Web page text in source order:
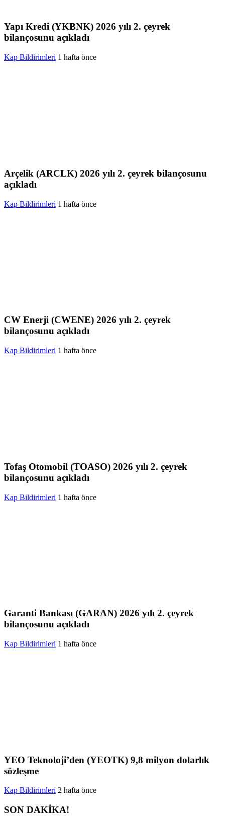
Yapı Kredi (YKBNK) 2026 yılı 2. çeyrek
bilançosunu açıkladı
Kap Bildirimleri 1 hafta önce
Arçelik (ARCLK) 2026 yılı 2. çeyrek bilançosunu
açıkladı
Kap Bildirimleri 1 hafta önce
CW Enerji (CWENE) 2026 yılı 2. çeyrek
bilançosunu açıkladı
Kap Bildirimleri 1 hafta önce
Tofaş Otomobil (TOASO) 2026 yılı 2. çeyrek
bilançosunu açıkladı
Kap Bildirimleri 1 hafta önce
Garanti Bankası (GARAN) 2026 yılı 2. çeyrek
bilançosunu açıkladı
Kap Bildirimleri 1 hafta önce
YEO Teknoloji’den (YEOTK) 9,8 milyon dolarlık
sözleşme
Kap Bildirimleri 2 hafta önce
SON DAKİKA!